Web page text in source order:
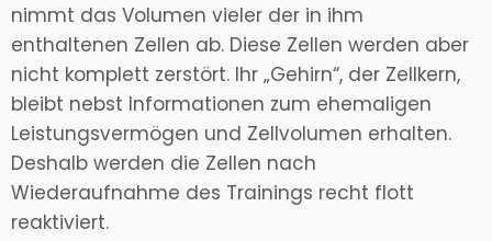
nimmt das Volumen vieler der in ihm
enthaltenen Zellen ab. Diese Zellen werden aber
nicht komplett zerstört. Ihr „Gehirn“, der Zellkern,
bleibt nebst Informationen zum ehemaligen
Leistungsvermögen und Zellvolumen erhalten.
Deshalb werden die Zellen nach
Wiederaufnahme des Trainings recht flott
reaktiviert.